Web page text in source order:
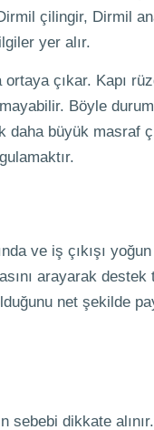
çilingir, Dirmil
yer alır.
çıkar. Kapı
Böyle
büyük masraf
ve iş çıkışı
arayarak
net şekilde
sebebi dikkate